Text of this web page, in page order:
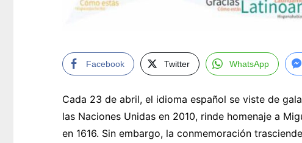
Facebook Twitter WhatsApp
Cada 23 de abril, el idioma español se viste de
las Naciones Unidas en 2010, rinde homenaje a
en 1616. Sin embargo, la conmemoración